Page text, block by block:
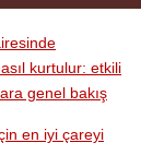
kurtulur: etkili
genel bakış
en iyi çareyi